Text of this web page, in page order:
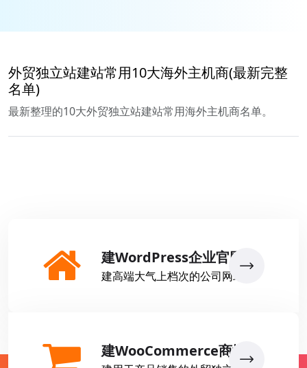
外贸独立站建站常用10大海外主机商(最新完整
名单)
最新整理的10大外贸独立站建站常用海外主机商名单。
建WordPress企业官网
建高端大气上档次的公司网站
建WooCommerce商城